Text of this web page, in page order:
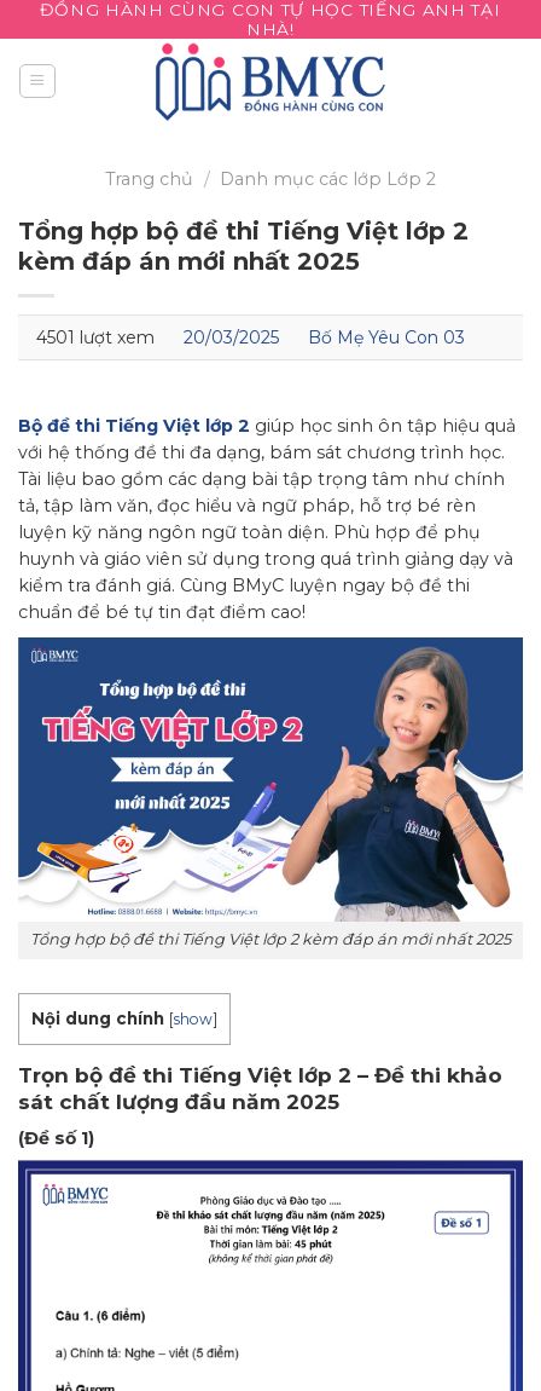
to
content
ĐỒNG HÀNH CÙNG CON TỰ HỌC TIẾNG ANH TẠI
NHÀ!
Trang chủ / Danh mục các lớp Lớp 2
Tổng hợp bộ đề thi Tiếng Việt lớp 2
kèm đáp án mới nhất 2025
4501 lượt xem 20/03/2025 Bố Mẹ Yêu Con 03
Bộ đề thi Tiếng Việt lớp 2 giúp học sinh ôn tập hiệu quả
với hệ thống đề thi đa dạng, bám sát chương trình học.
Tài liệu bao gồm các dạng bài tập trọng tâm như chính
tả, tập làm văn, đọc hiểu và ngữ pháp, hỗ trợ bé rèn
luyện kỹ năng ngôn ngữ toàn diện. Phù hợp để phụ
huynh và giáo viên sử dụng trong quá trình giảng dạy và
kiểm tra đánh giá. Cùng BMyC luyện ngay bộ đề thi
chuẩn để bé tự tin đạt điểm cao!
Tổng hợp bộ đề thi Tiếng Việt lớp 2 kèm đáp án mới nhất 2025
Nội dung chính [show]
Trọn bộ đề thi Tiếng Việt lớp 2 – Đề thi khảo
sát chất lượng đầu năm 2025
(Đề số 1)